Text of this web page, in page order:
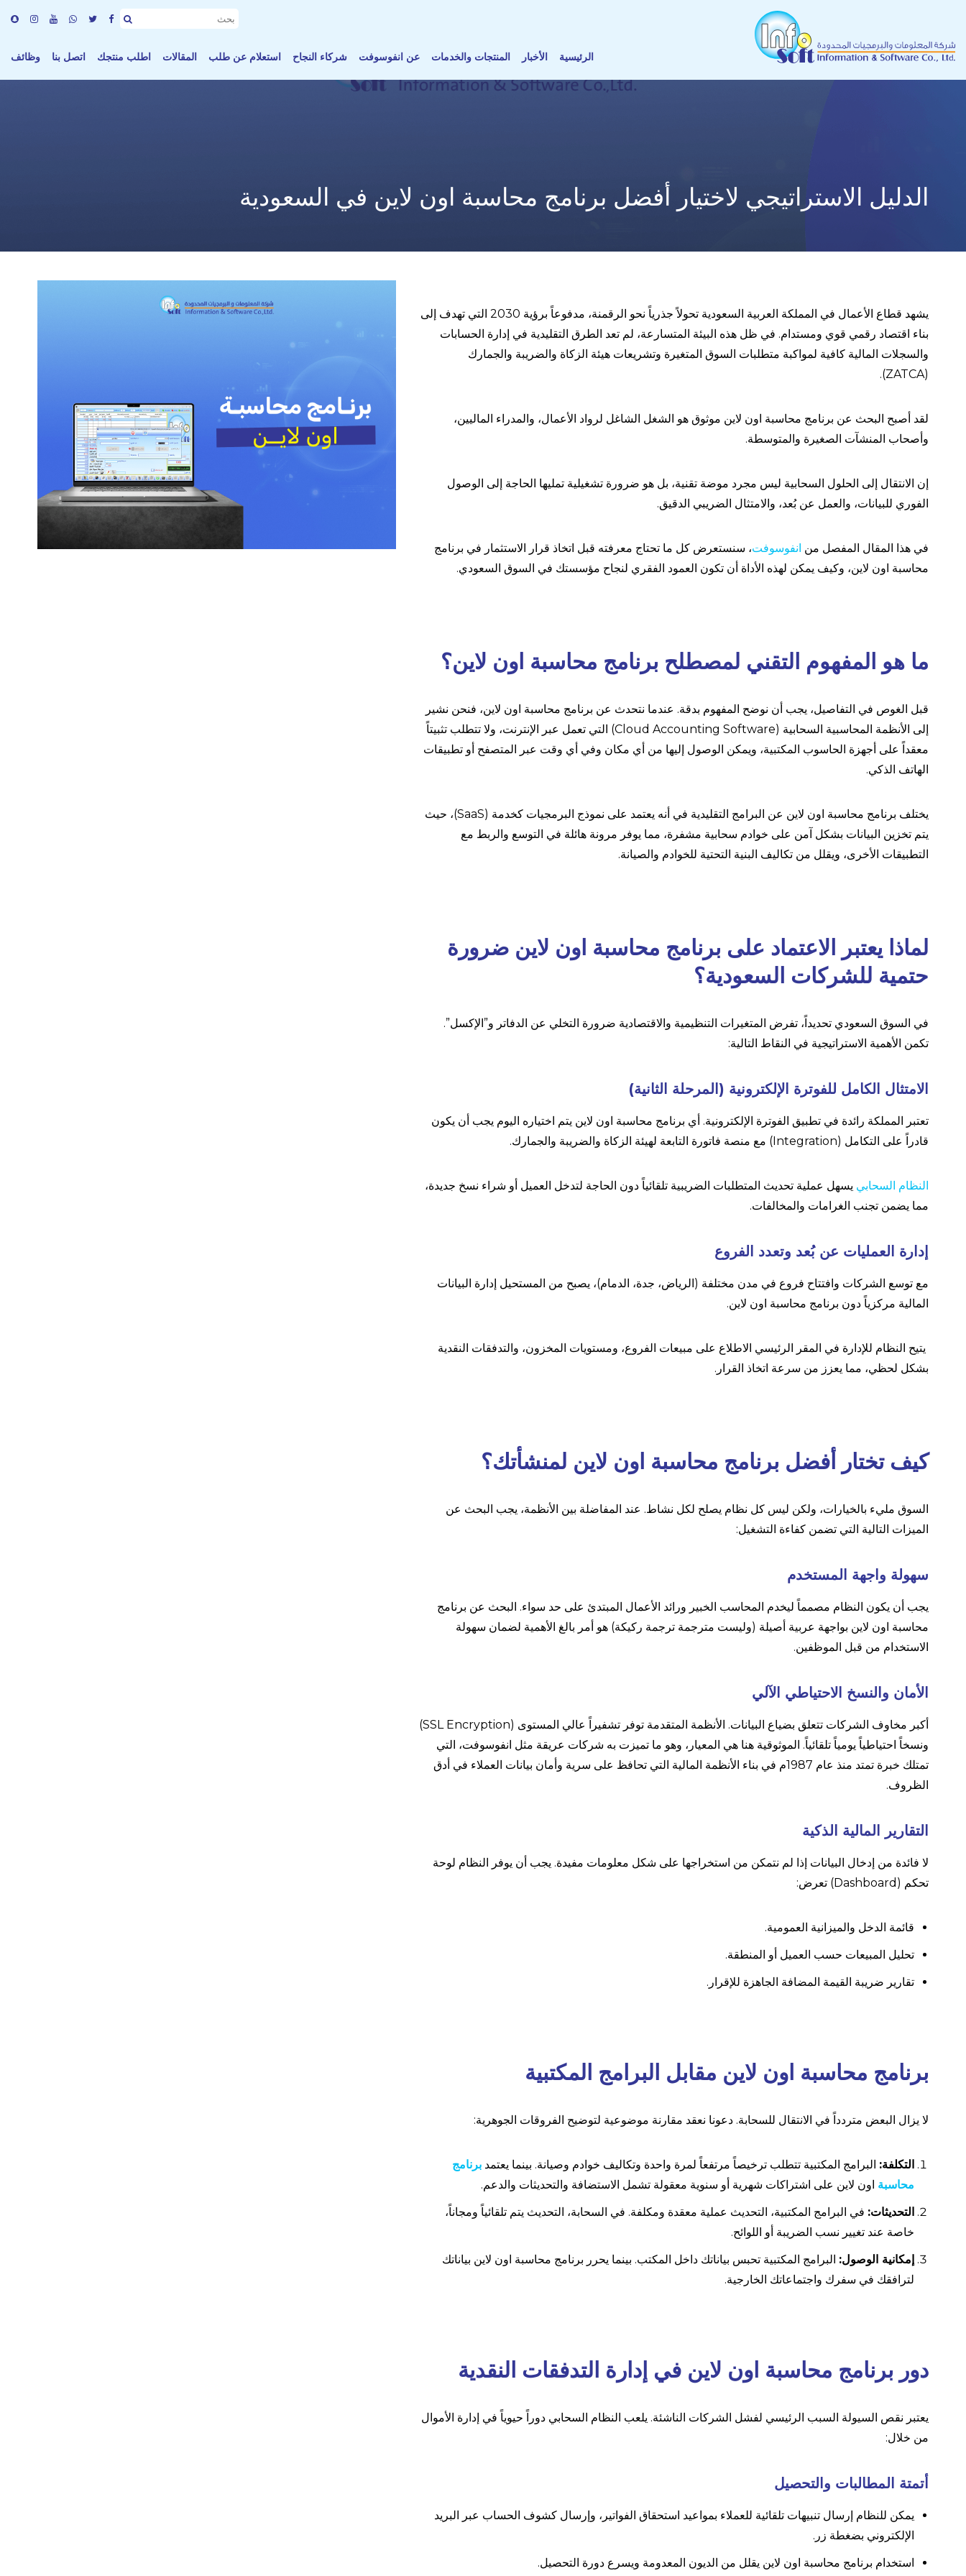
الرئيسية الأخبار المنتجات والخدمات عن انفوسوفت شركاء النجاح استعلام عن طلب المقالات اطلب منتجك اتصل بنا وظائف
الدليل الاستراتيجي لاختيار أفضل برنامج محاسبة اون لاين في السعودية
يشهد قطاع الأعمال في المملكة العربية السعودية تحولاً جذرياً نحو الرقمنة، مدفوعاً برؤية 2030 التي تهدف إلى
بناء اقتصاد رقمي قوي ومستدام. في ظل هذه البيئة المتسارعة، لم تعد الطرق التقليدية في إدارة الحسابات
والسجلات المالية كافية لمواكبة متطلبات السوق المتغيرة وتشريعات هيئة الزكاة والضريبة والجمارك
(ZATCA).
لقد أصبح البحث عن برنامج محاسبة اون لاين موثوق هو الشغل الشاغل لرواد الأعمال، والمدراء الماليين،
وأصحاب المنشآت الصغيرة والمتوسطة.
إن الانتقال إلى الحلول السحابية ليس مجرد موضة تقنية، بل هو ضرورة تشغيلية تمليها الحاجة إلى الوصول
الفوري للبيانات، والعمل عن بُعد، والامتثال الضريبي الدقيق.
في هذا المقال المفصل من انفوسوفت، سنستعرض كل ما تحتاج معرفته قبل اتخاذ قرار الاستثمار في برنامج
محاسبة اون لاين، وكيف يمكن لهذه الأداة أن تكون العمود الفقري لنجاح مؤسستك في السوق السعودي.
ما هو المفهوم التقني لمصطلح برنامج محاسبة اون لاين؟
قبل الغوص في التفاصيل، يجب أن نوضح المفهوم بدقة. عندما نتحدث عن برنامج محاسبة اون لاين، فنحن نشير
إلى الأنظمة المحاسبية السحابية (Cloud Accounting Software) التي تعمل عبر الإنترنت، ولا تتطلب تثبيتاً
معقداً على أجهزة الحاسوب المكتبية، ويمكن الوصول إليها من أي مكان وفي أي وقت عبر المتصفح أو تطبيقات
الهاتف الذكي.
يختلف برنامج محاسبة اون لاين عن البرامج التقليدية في أنه يعتمد على نموذج البرمجيات كخدمة (SaaS)، حيث
يتم تخزين البيانات بشكل آمن على خوادم سحابية مشفرة، مما يوفر مرونة هائلة في التوسع والربط مع
التطبيقات الأخرى، ويقلل من تكاليف البنية التحتية للخوادم والصيانة.
لماذا يعتبر الاعتماد على برنامج محاسبة اون لاين ضرورة
حتمية للشركات السعودية؟
في السوق السعودي تحديداً، تفرض المتغيرات التنظيمية والاقتصادية ضرورة التخلي عن الدفاتر و”الإكسل”.
تكمن الأهمية الاستراتيجية في النقاط التالية:
الامتثال الكامل للفوترة الإلكترونية (المرحلة الثانية)
تعتبر المملكة رائدة في تطبيق الفوترة الإلكترونية. أي برنامج محاسبة اون لاين يتم اختياره اليوم يجب أن يكون
قادراً على التكامل (Integration) مع منصة فاتورة التابعة لهيئة الزكاة والضريبة والجمارك.
النظام السحابي يسهل عملية تحديث المتطلبات الضريبية تلقائياً دون الحاجة لتدخل العميل أو شراء نسخ جديدة،
مما يضمن تجنب الغرامات والمخالفات.
إدارة العمليات عن بُعد وتعدد الفروع
مع توسع الشركات وافتتاح فروع في مدن مختلفة (الرياض، جدة، الدمام)، يصبح من المستحيل إدارة البيانات
المالية مركزياً دون برنامج محاسبة اون لاين.
يتيح النظام للإدارة في المقر الرئيسي الاطلاع على مبيعات الفروع، ومستويات المخزون، والتدفقات النقدية
بشكل لحظي، مما يعزز من سرعة اتخاذ القرار.
كيف تختار أفضل برنامج محاسبة اون لاين لمنشأتك؟
السوق مليء بالخيارات، ولكن ليس كل نظام يصلح لكل نشاط. عند المفاضلة بين الأنظمة، يجب البحث عن
الميزات التالية التي تضمن كفاءة التشغيل:
سهولة واجهة المستخدم
يجب أن يكون النظام مصمماً ليخدم المحاسب الخبير ورائد الأعمال المبتدئ على حد سواء. البحث عن برنامج
محاسبة اون لاين بواجهة عربية أصيلة (وليست مترجمة ترجمة ركيكة) هو أمر بالغ الأهمية لضمان سهولة
الاستخدام من قبل الموظفين.
الأمان والنسخ الاحتياطي الآلي
أكبر مخاوف الشركات تتعلق بضياع البيانات. الأنظمة المتقدمة توفر تشفيراً عالي المستوى (SSL Encryption)
ونسخاً احتياطياً يومياً تلقائياً. الموثوقية هنا هي المعيار، وهو ما تميزت به شركات عريقة مثل انفوسوفت، التي
تمتلك خبرة تمتد منذ عام 1987م في بناء الأنظمة المالية التي تحافظ على سرية وأمان بيانات العملاء في أدق
الظروف.
التقارير المالية الذكية
لا فائدة من إدخال البيانات إذا لم نتمكن من استخراجها على شكل معلومات مفيدة. يجب أن يوفر النظام لوحة
تحكم (Dashboard) تعرض:
قائمة الدخل والميزانية العمومية.
تحليل المبيعات حسب العميل أو المنطقة.
تقارير ضريبة القيمة المضافة الجاهزة للإقرار.
برنامج محاسبة اون لاين مقابل البرامج المكتبية
لا يزال البعض متردداً في الانتقال للسحابة. دعونا نعقد مقارنة موضوعية لتوضيح الفروقات الجوهرية:
التكلفة: البرامج المكتبية تتطلب ترخيصاً مرتفعاً لمرة واحدة وتكاليف خوادم وصيانة. بينما يعتمد برنامج
محاسبة اون لاين على اشتراكات شهرية أو سنوية معقولة تشمل الاستضافة والتحديثات والدعم.
التحديثات: في البرامج المكتبية، التحديث عملية معقدة ومكلفة. في السحابة، التحديث يتم تلقائياً ومجاناً،
خاصة عند تغيير نسب الضريبة أو اللوائح.
إمكانية الوصول: البرامج المكتبية تحبس بياناتك داخل المكتب. بينما يحرر برنامج محاسبة اون لاين بياناتك
لترافقك في سفرك واجتماعاتك الخارجية.
دور برنامج محاسبة اون لاين في إدارة التدفقات النقدية
يعتبر نقص السيولة السبب الرئيسي لفشل الشركات الناشئة. يلعب النظام السحابي دوراً حيوياً في إدارة الأموال
من خلال:
أتمتة المطالبات والتحصيل
يمكن للنظام إرسال تنبيهات تلقائية للعملاء بمواعيد استحقاق الفواتير، وإرسال كشوف الحساب عبر البريد
الإلكتروني بضغطة زر.
استخدام برنامج محاسبة اون لاين يقلل من الديون المعدومة ويسرع دورة التحصيل.